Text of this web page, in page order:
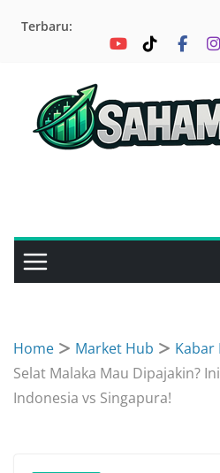
Terbaru:
Home Market Hub
Kabar
Selat Malaka Mau Dipajakin?
Indonesia vs Singapura!